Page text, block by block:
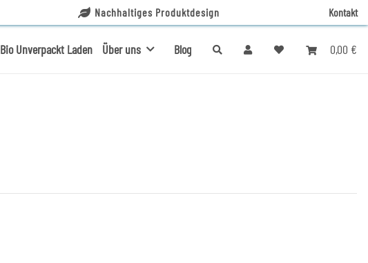
Nachhaltiges Produktdesign Kontakt
0,00 €
Bio Unverpackt Laden Über uns Blog